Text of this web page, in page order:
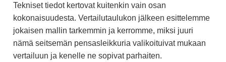
Tekniset tiedot kertovat kuitenkin vain osan
kokonaisuudesta. Vertailutaulukon jälkeen esittelemme
jokaisen mallin tarkemmin ja kerromme, miksi juuri
nämä seitsemän pensasleikkuria valikoituivat mukaan
vertailuun ja kenelle ne sopivat parhaiten.